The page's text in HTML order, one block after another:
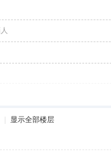
显示全部楼层